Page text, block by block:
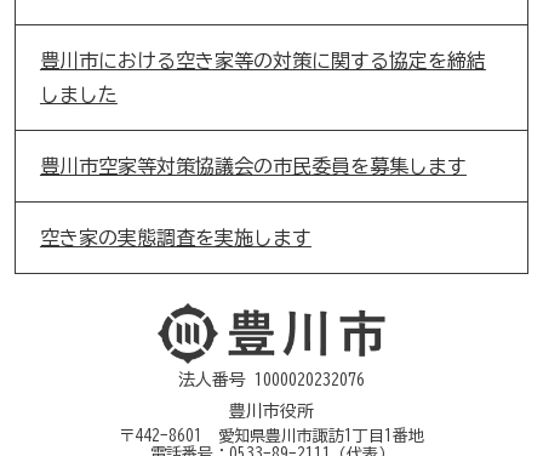
豊川市における空き家等の対策に関する協定を締結
しました
豊川市空家等対策協議会の市民委員を募集します
空き家の実態調査を実施します
法人番号 1000020232076
豊川市役所
〒442-8601 愛知県豊川市諏訪1丁目1番地